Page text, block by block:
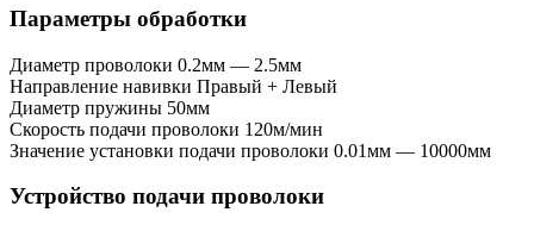
Параметры обработки
Диаметр проволоки 0.2мм — 2.5мм
Направление навивки Правый + Левый
Диаметр пружины 50мм
Скорость подачи проволоки 120м/мин
Значение установки подачи проволоки 0.01мм — 10000мм
Устройство подачи проволоки